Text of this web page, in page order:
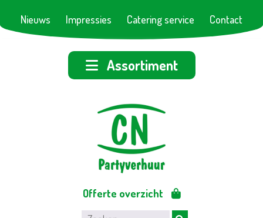
Nieuws Impressies Catering service Contact
Assortiment
Offerte overzicht